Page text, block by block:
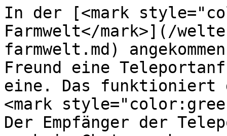
In der [<mark
Farmwelt</mark>](/
farmwelt.md)
Freund eine
eine. Das funktioniert
<mark
Der Empfänger der